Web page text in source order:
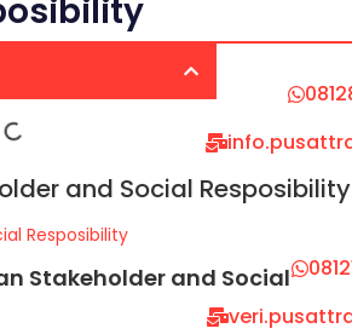
and Social Resposibility
Stakeholder and Social